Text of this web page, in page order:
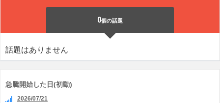
0個の話題
話題はありません
急騰開始した日(初動)
2026/07/21